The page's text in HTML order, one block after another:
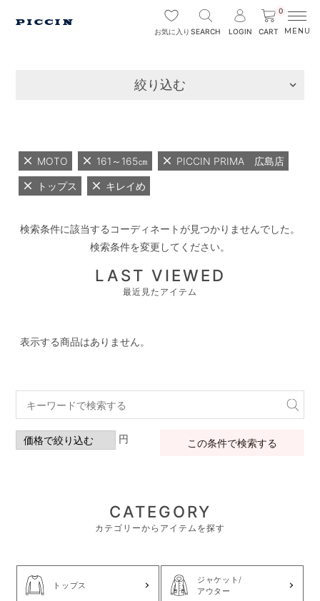
お気に入り SEARCH LOGIN
0
CART
絞り込む
MOTO 161～165㎝ PICCIN PRIMA 広島店
トップス キレイめ
検索条件に該当するコーディネートが見つかりませんでした。
検索条件を変更してください。
LAST VIEWED
最近見たアイテム
表示する商品はありません。
円 この条件で検索する
CATEGORY
カテゴリーからアイテムを探す
トップス
ジャケット/
アウター